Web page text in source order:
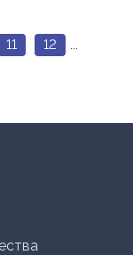
11 12
...